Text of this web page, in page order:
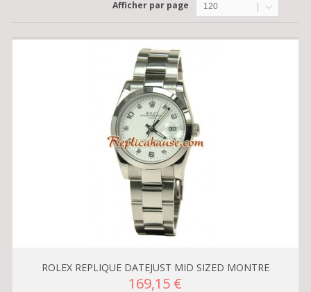
Afficher par page 120
ROLEX REPLIQUE DATEJUST MID SIZED MONTRE
169,15 €